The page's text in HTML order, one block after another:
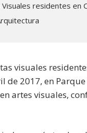
residentes en
visuales
de 2017, en
artes visuales,